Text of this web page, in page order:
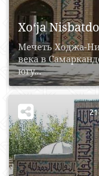
Xo‘ja
Мечеть Ходжа-
века в
югу...